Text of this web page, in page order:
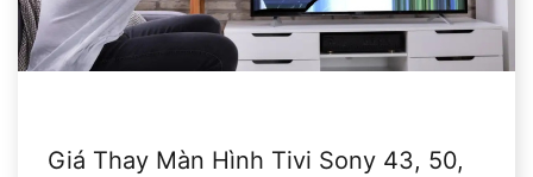
Giá Thay Màn Hình Tivi Sony 43, 50,